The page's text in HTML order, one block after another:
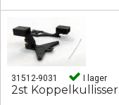
31512-9031 I lager
2st Koppelkullisser